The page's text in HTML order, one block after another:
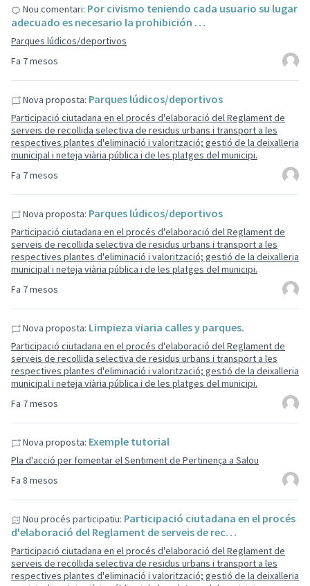
Fa 7 mesos
Nou comentari: Por civismo teniendo cada usuario su lugar
adecuado es necesario la prohibición …
Parques lúdicos/deportivos
Fa 7 mesos
Nova proposta: Parques lúdicos/deportivos
Participació ciutadana en el procés d'elaboració del Reglament de
serveis de recollida selectiva de residus urbans i transport a les
respectives plantes d'eliminació i valorització; gestió de la deixalleria
municipal i neteja viària pública i de les platges del municipi.
Fa 7 mesos
Nova proposta: Parques lúdicos/deportivos
Participació ciutadana en el procés d'elaboració del Reglament de
serveis de recollida selectiva de residus urbans i transport a les
respectives plantes d'eliminació i valorització; gestió de la deixalleria
municipal i neteja viària pública i de les platges del municipi.
Fa 7 mesos
Nova proposta: Limpieza viaria calles y parques.
Participació ciutadana en el procés d'elaboració del Reglament de
serveis de recollida selectiva de residus urbans i transport a les
respectives plantes d'eliminació i valorització; gestió de la deixalleria
municipal i neteja viària pública i de les platges del municipi.
Fa 8 mesos
Nova proposta: Exemple tutorial
Pla d'acció per fomentar el Sentiment de Pertinença a Salou
Nou procés participatiu: Participació ciutadana en el procés
d'elaboració del Reglament de serveis de rec…
Participació ciutadana en el procés d'elaboració del Reglament de
serveis de recollida selectiva de residus urbans i transport a les
respectives plantes d'eliminació i valorització; gestió de la deixalleria